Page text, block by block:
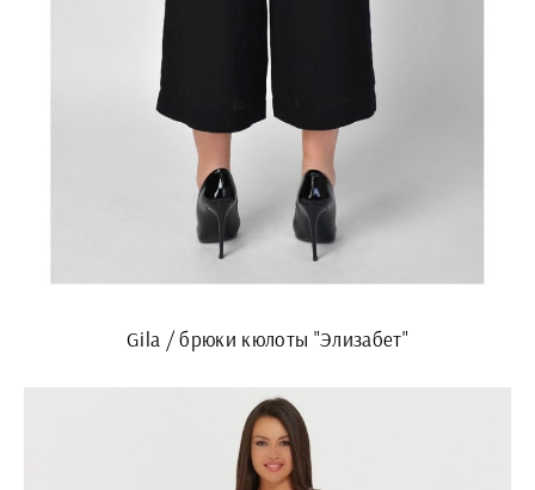
Gila / брюки кюлоты "Элизабет"